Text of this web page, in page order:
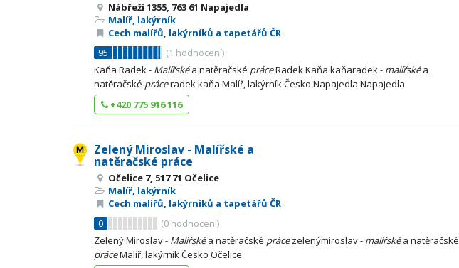
Nábřeží 1355, 763 61 Napajedla
Malíř, lakýrník
Cech malířů, lakýrníků a tapetářů ČR
95
(1 hodnocení)
Kaňa Radek - Malířskéa natěračské práceRadek Kaňa kaňaradek - malířskéa
natěračské práceradek kaňa Malíř, lakýrník Česko Napajedla Napajedla
+420 775 916 116
Zelený Miroslav - Malířské a
natěračské práce
Očelice 7, 517 71 Očelice
Malíř, lakýrník
Cech malířů, lakýrníků a tapetářů ČR
0
(0 hodnocení)
Zelený Miroslav - Malířskéa natěračské prácezelenýmiroslav - malířskéa natěračské
práceMalíř, lakýrník Česko Očelice